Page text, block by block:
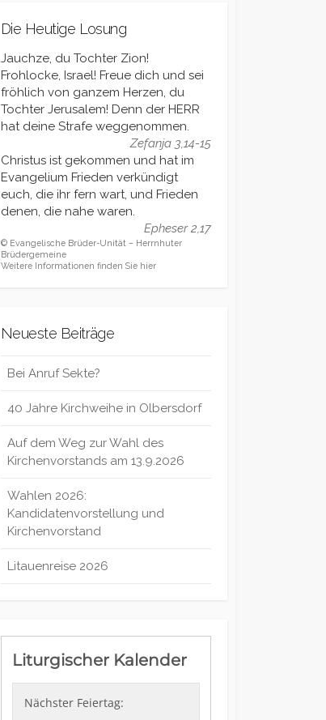
Die Heutige Losung
Jauchze, du Tochter Zion!
Frohlocke, Israel! Freue dich und sei
fröhlich von ganzem Herzen, du
Tochter Jerusalem! Denn der HERR
hat deine Strafe weggenommen.
Zefanja 3,14-15
Christus ist gekommen und hat im
Evangelium Frieden verkündigt
euch, die ihr fern wart, und Frieden
denen, die nahe waren.
Epheser 2,17
© Evangelische Brüder-Unität – Herrnhuter
Brüdergemeine
Weitere Informationen finden Sie hier
Neueste Beiträge
Bei Anruf Sekte?
40 Jahre Kirchweihe in Olbersdorf
Auf dem Weg zur Wahl des
Kirchenvorstands am 13.9.2026
Wahlen 2026:
Kandidatenvorstellung und
Kirchenvorstand
Litauenreise 2026